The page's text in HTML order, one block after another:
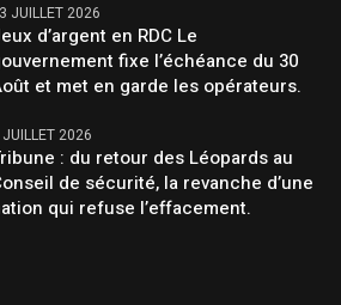
JUILLET 2026
d’argent en RDC Le
fixe l’échéance du 30
et met en garde les opérateurs.
2026
: du retour des Léopards au
de sécurité, la revanche d’une
qui refuse l’effacement.